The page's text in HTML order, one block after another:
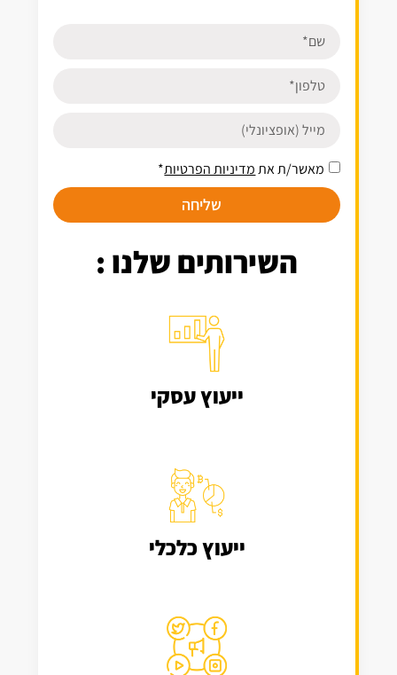
מאשר/ת אתמדיניות הפרטיות*
שליחה
השירותים שלנו :
ייעוץ עסקי
ייעוץ כלכלי